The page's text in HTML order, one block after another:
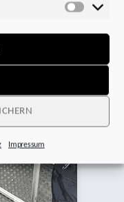
Impressum